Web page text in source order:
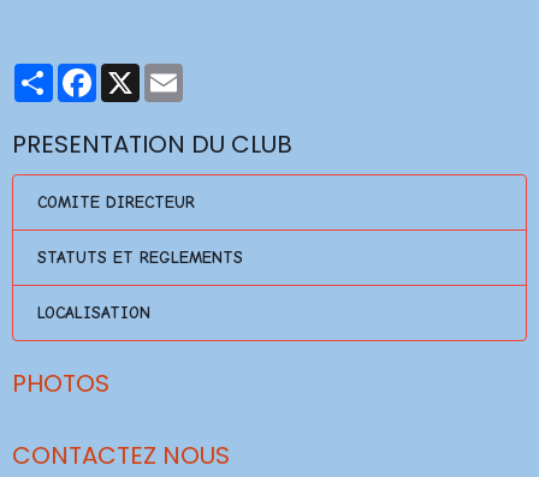
PartagerFacebook
X
PRESENTATION DU CLUB
COMITE DIRECTEUR
STATUTS ET REGLEMENTS
LOCALISATION
PHOTOS
CONTACTEZ NOUS